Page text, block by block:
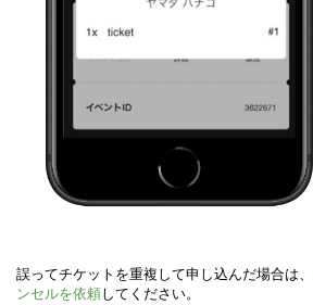
誤ってチケットを重複して申し込んだ場合は、
ンセルを依頼してください。